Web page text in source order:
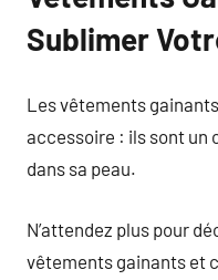
Sublimer
Les vêtements
accessoire : ils sont un
dans sa peau.
N’attendez plus pour
vêtements gainants et